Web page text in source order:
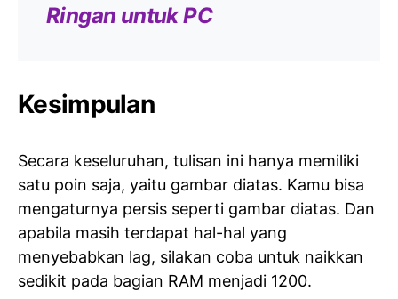
Ringan untuk PC
Kesimpulan
Secara keseluruhan, tulisan ini hanya memiliki
satu poin saja, yaitu gambar diatas. Kamu bisa
mengaturnya persis seperti gambar diatas. Dan
apabila masih terdapat hal-hal yang
menyebabkan lag, silakan coba untuk naikkan
sedikit pada bagian RAM menjadi 1200.